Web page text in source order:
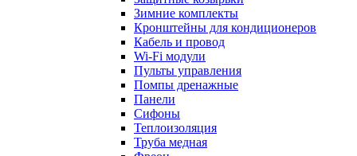
Зимние комплекты
Кронштейны для кондиционеров
Кабель и провод
Wi-Fi модули
Пульты управления
Помпы дренажные
Панели
Сифоны
Теплоизоляция
Труба медная